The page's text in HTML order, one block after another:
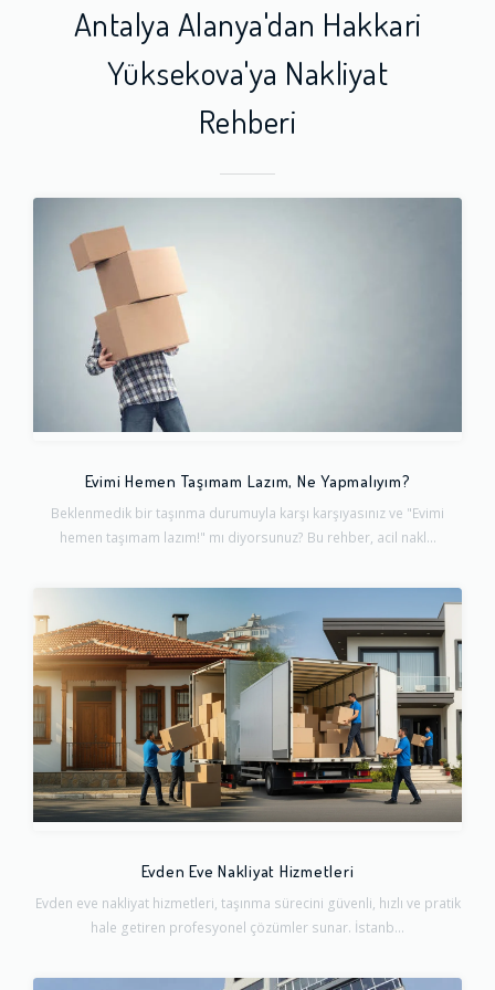
Antalya Alanya'dan Hakkari
Yüksekova'ya Nakliyat
Rehberi
Evimi Hemen Taşımam Lazım, Ne Yapmalıyım?
Beklenmedik bir taşınma durumuyla karşı karşıyasınız ve "Evimi
hemen taşımam lazım!" mı diyorsunuz? Bu rehber, acil nakl...
Evden Eve Nakliyat Hizmetleri
Evden eve nakliyat hizmetleri, taşınma sürecini güvenli, hızlı ve pratik
hale getiren profesyonel çözümler sunar. İstanb...